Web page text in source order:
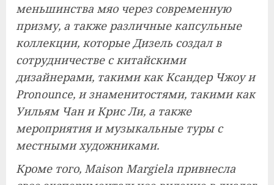
меньшинства мяо через современную
призму, а также различные капсульные
коллекции, которые Дизель создал в
сотрудничестве с китайскими
дизайнерами, такими как Ксандер Чжоу и
Pronounce, и знаменитостями, такими как
Уильям Чан и Крис Ли, а также
мероприятия и музыкальные туры с
местными художниками.
Кроме того, Maison Margiela привнесла